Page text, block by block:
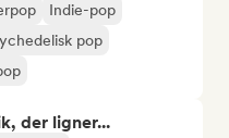
Indie-pop
pop
der ligner...